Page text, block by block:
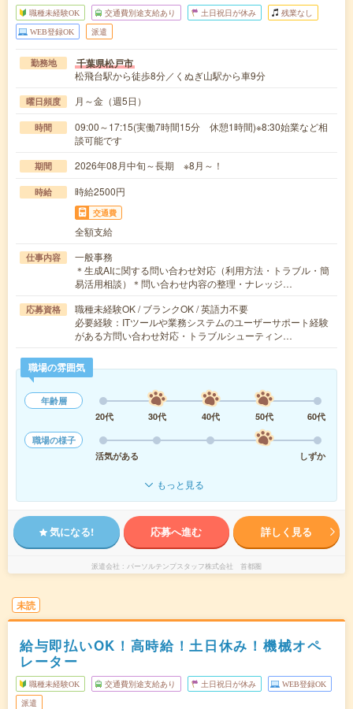
職種未経験OK 交通費別途支給あり 土日祝日が休み 残業なし
WEB登録OK 派遣
勤務地 千葉県松戸市
松飛台駅から徒歩8分／くぬぎ山駅から車9分
曜日頻度 月～金（週5日）
時間
09:00～17:15(実働7時間15分 休憩1時間)※8:30始業など相
談可能です
期間 2026年08月中旬～長期 ※8月～！
時給 時給2500円
交通費
全額支給
仕事内容
一般事務
＊生成AIに関する問い合わせ対応（利用方法・トラブル・簡
易活用相談）＊問い合わせ内容の整理・ナレッジ…
応募資格
職種未経験OK / ブランクOK / 英語力不要
必要経験：ITツールや業務システムのユーザーサポート経験
がある方問い合わせ対応・トラブルシューティン…
職場の雰囲気
年齢層
20代
30代 40代 50代
60代
職場の様子
活気がある
しずか
もっと見る
気になる! 応募へ進む 詳しく見る
派遣会社 パーソルテンプスタッフ株式会社 首都圏
未読
給与即払いOK！高時給！土日休み！機械オペ
レーター
職種未経験OK 交通費別途支給あり 土日祝日が休み WEB登録OK
派遣